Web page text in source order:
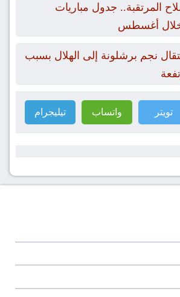
المرتقبة.. جدول مباريات
أغسطس
نجم برشلونة إلى الهلال بسبب
تويتر واتساب تيليجرام